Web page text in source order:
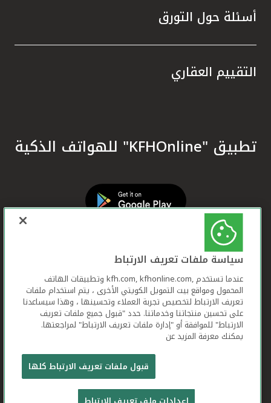
أسئلة حول التورق
التقييم العقاري
تطبيق "KFHOnline" للهواتف الذكية
بيت التمويل الكويتي جميع الحقوق محفوظة © 2026
شروط وأحكام استخدام الموقع الإلكتروني
سياسة ملفات تعريف الارتباط
عندما تستخدم ,kfh.com, kfhonline.com وتطبيقات الهاتف
المحمول ومواقع بيت التمويل الكويتي الأخرى ، يتم استخدام ملفات
تعريف الارتباط لتخصيص تجربة العملاء وتحسينها ، وهذا سيساعدنا
على تحسين منتجاتنا وخدماتنا. حدد "قبول جميع ملفات تعريف
الارتباط" للموافقة أو "إدارة ملفات تعريف الارتباط" لمراجعتها.
يمكنك معرفة المزيد عن
قبول ملفات تعريف الارتباط كلها